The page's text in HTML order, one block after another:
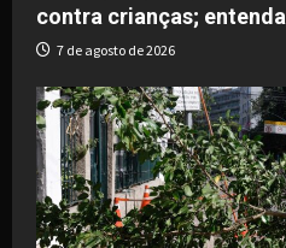
contra crianças; entenda
7 de agosto de 2026